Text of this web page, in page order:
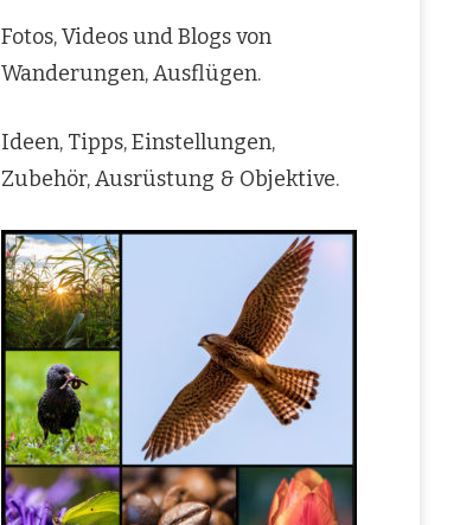
Fotos, Videos und Blogs von
Wanderungen, Ausflügen.
Ideen, Tipps, Einstellungen,
Zubehör, Ausrüstung & Objektive.